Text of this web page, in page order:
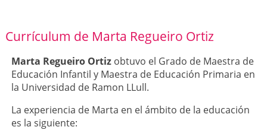
Currículum de Marta Regueiro Ortiz
Marta Regueiro Ortizobtuvo el Grado de Maestra de
Educación Infantil y Maestra de Educación Primaria en
la Universidad de Ramon LLull.
La experiencia de Marta en el ámbito de la educación
es la siguiente: